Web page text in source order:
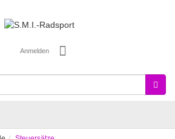
Anmelden